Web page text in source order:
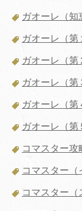
ガオーレ（知
ガオーレ（第
ガオーレ（第
ガオーレ（第
ガオーレ（第
ガオーレ（第
コマスター攻
コマスター（
コマスター（